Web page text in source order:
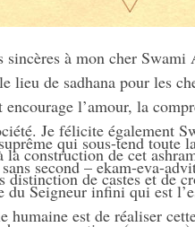
sincères à mon cher
lieu de sadhana pour les
l’amour, la
Je félicite également
construction de cet
de castes et de
qui sous-tend toute
second – ekam-eva-
Seigneur infini qui est
humaine est de réaliser